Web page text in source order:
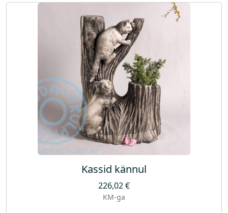
Kassid kännul
226,02€
KM-ga